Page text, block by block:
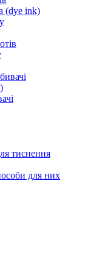
(dye ink)
тиснення
для них